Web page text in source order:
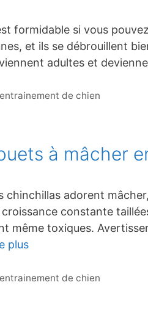
formidable si vous
et ils se débrouillent
adultes et
Catégories
entrainement de chien
à mâcher
chinchillas adorent
croissance constante
même toxiques.
plus
Catégories
entrainement de chien